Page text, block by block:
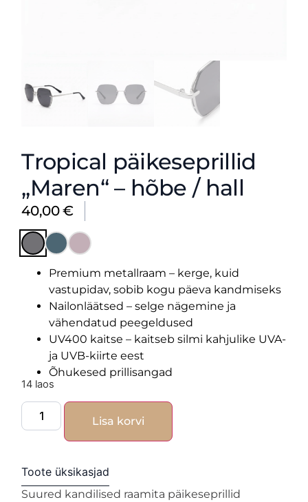
Tropical päikeseprillid
„Maren“ – hõbe / hall
40,00€
Premium metallraam – kerge, kuid
vastupidav, sobib kogu päeva kandmiseks
Nailonläätsed – selge nägemine ja
vähendatud peegeldused
UV400 kaitse – kaitseb silmi kahjulike UVA-
ja UVB-kiirte eest
Õhukesed prillisangad
14 laos
Lisa korvi
Toote üksikasjad
Suured kandilised raamita päikeseprillid